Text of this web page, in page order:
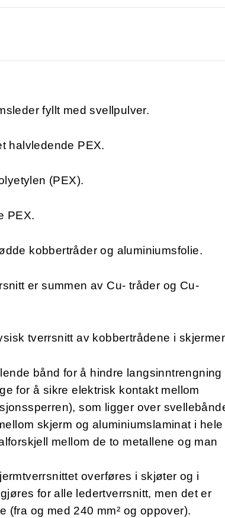
fyllt med svellpulver.
halvledende PEX.
(PEX).
PEX.
kobbertråder og aluminiumsfolie.
er summen av Cu- tråder og Cu-
tverrsnitt av kobbertrådene i
bånd for å hindre langsinntrengning
for å sikre elektrisk kontakt mellom
som ligger over
skjerm og aluminiumslaminat i hele
mellom de to metallene og man
overføres i skjøter og i
for alle ledertverrsnitt, men det er
(fra og med 240 mm² og oppover).